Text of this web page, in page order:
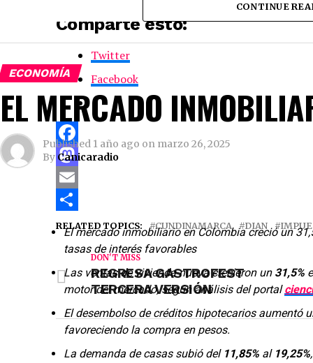
Comparte esto:
Twitter
Facebook
Facebook
Mastodon
Email
Compartir
RELATED TOPICS: CUNDINAMARCA DIAN
DON'T MISS
REGRESA GASTROFEST
TERCERA VERSIÓN
Renovar su matrícula de manera oportuna cada
en el mercado, facilita el acceso a créditos,
acceder a múltiples beneficios empresariales.
Al hacer la renovación de su matrícula
Comercio de Bogotá le ofrece asesorías,
empresarial. Además, podrá acceder a más
necesidades.
CONTINUE
ECONOMÍA
EL MERCADO
Published 1 año ago on marzo 26, 2025
By Canicaradio
El mercado inmobiliario en Colombia creció un
tasas de interés favorables
Las ventas de vivienda nueva crecieron un31,5%
motor del mercado, según análisis del portal
El desembolso de créditos hipotecarios aumentó
favoreciendo la compra en pesos.
La demanda de casas subió del 11,85% al 19,25%